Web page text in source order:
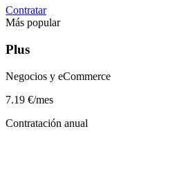
Contratar
Más popular
Plus
Negocios y eCommerce
7.19 €/mes
Contratación anual